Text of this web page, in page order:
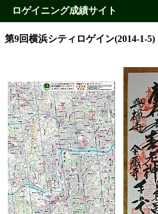
ロゲイニング成績サイト
第9回横浜シティロゲイン(2014-